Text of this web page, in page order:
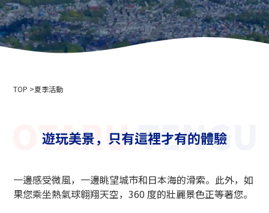
電源點/設施
附近推薦景點
如何度過你的時間
使用權
公司簡介
滑雪場使用條款與條件
相關連結
新雪谷安努普利國際滑雪場
小樽藤
TOP 夏季活動
遊玩美景，只有這裡才有的體驗
一邊感受微風，一邊眺望城市和日本海的滑索。此外，如
果您乘坐熱氣球翱翔天空，360 度的壯麗景色正等著您。